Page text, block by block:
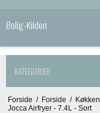
Bolig-Kilden
KATEGORIER
Forside / Forside / Køkken
Jocca Airfryer - 7.4L - Sort